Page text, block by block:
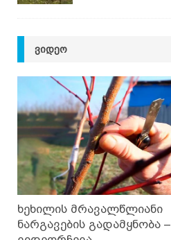
ᲕᲘᲓᲔᲝ
ხეხილის მრავალწლიანი
ნარგავების გადამყნობა –